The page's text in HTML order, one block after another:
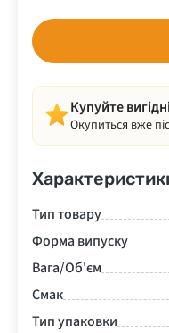
Купуйте
Окупиться вже
Тип товару
Форма випуску
Вага/Об'єм
Смак
Тип упаковки